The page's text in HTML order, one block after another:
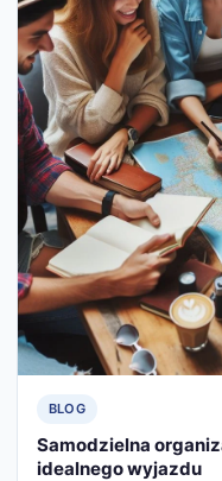
BLOG
Samodzielna
idealnego wyjazdu